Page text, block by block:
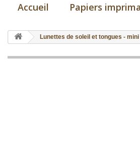
Accueil Papiers
Lunettes de soleil et tongues -